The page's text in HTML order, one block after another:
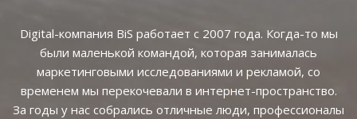
Digital-компания BiS работает с 2007 года. Когда-то мы
были маленькой командой, которая занималась
маркетинговыми исследованиями и рекламой, со
временем мы перекочевали в интернет-пространство.
За годы у нас собрались отличные люди, профессионалы